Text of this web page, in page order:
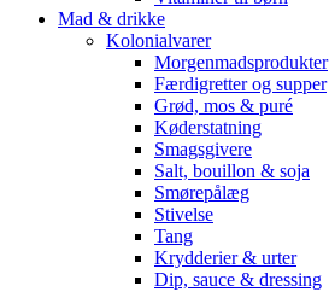
Mad & drikke
Kolonialvarer
Morgenmadsprodukter
Færdigretter og supper
Grød, mos & puré
Køderstatning
Smagsgivere
Salt, bouillon & soja
Smørepålæg
Stivelse
Tang
Krydderier & urter
Dip, sauce & dressing